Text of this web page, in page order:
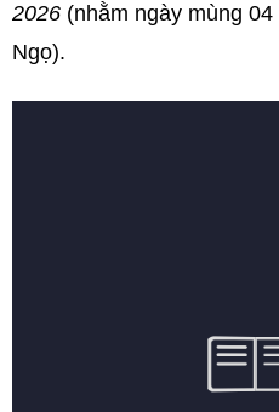
2026 (nhằm ngày mùng
Ngọ).